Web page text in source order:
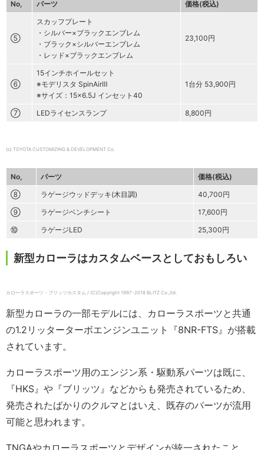
No, パーツ 価格(税込)
⑤
スカッフプレート
・シルバー×ブラックエンブレム
・ブラック×シルバーエンブレム
・レッド×ブラックエンブレム
23,100円
⑥
15インチホイールセット
※モデリスタ SpinAirⅢ
※サイズ：15×6.5J インセット40
1台分 53,900円
⑦ LEDライセンスランプ 8,800円
(c) TOYOTA CUSTOMIZING & DEVELOPMENT Co.
No, パーツ
価格(税込)
⑧
ラゲージウッドデッキ(木目調)
40,700円
⑨
ラゲージベンチシート
17,600円
⑩
ラゲージLED 25,300円
新型カローラはカスタムベースとしておもしろい
カローラスポーツ・ブリッツカスタム / (C)Copyright 1997-2018 BLITZ Co.,ltd.
新型カローラの一部モデルには、カローラスポーツと共通
の1.2リッターターボエンジンユニット『8NR-FTS』が搭載
されています。
カローラスポーツ用のエンジン系・駆動系パーツは既に、
『HKS』や『ブリッツ』などからも発売されているため、
発売されたばかりのクルマとはいえ、既存のパーツが流用
可能と思われます。